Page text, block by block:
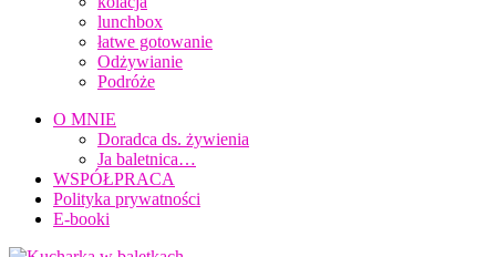
lunchbox
łatwe gotowanie
Odżywianie
Podróże
O MNIE
Doradca ds. żywienia
Ja baletnica…
WSPÓŁPRACA
Polityka prywatności
E-booki